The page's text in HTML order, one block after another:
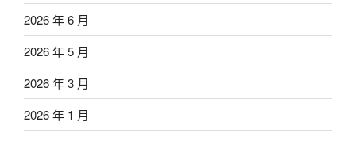
2026 年 6 月
2026 年 5 月
2026 年 3 月
2026 年 1 月